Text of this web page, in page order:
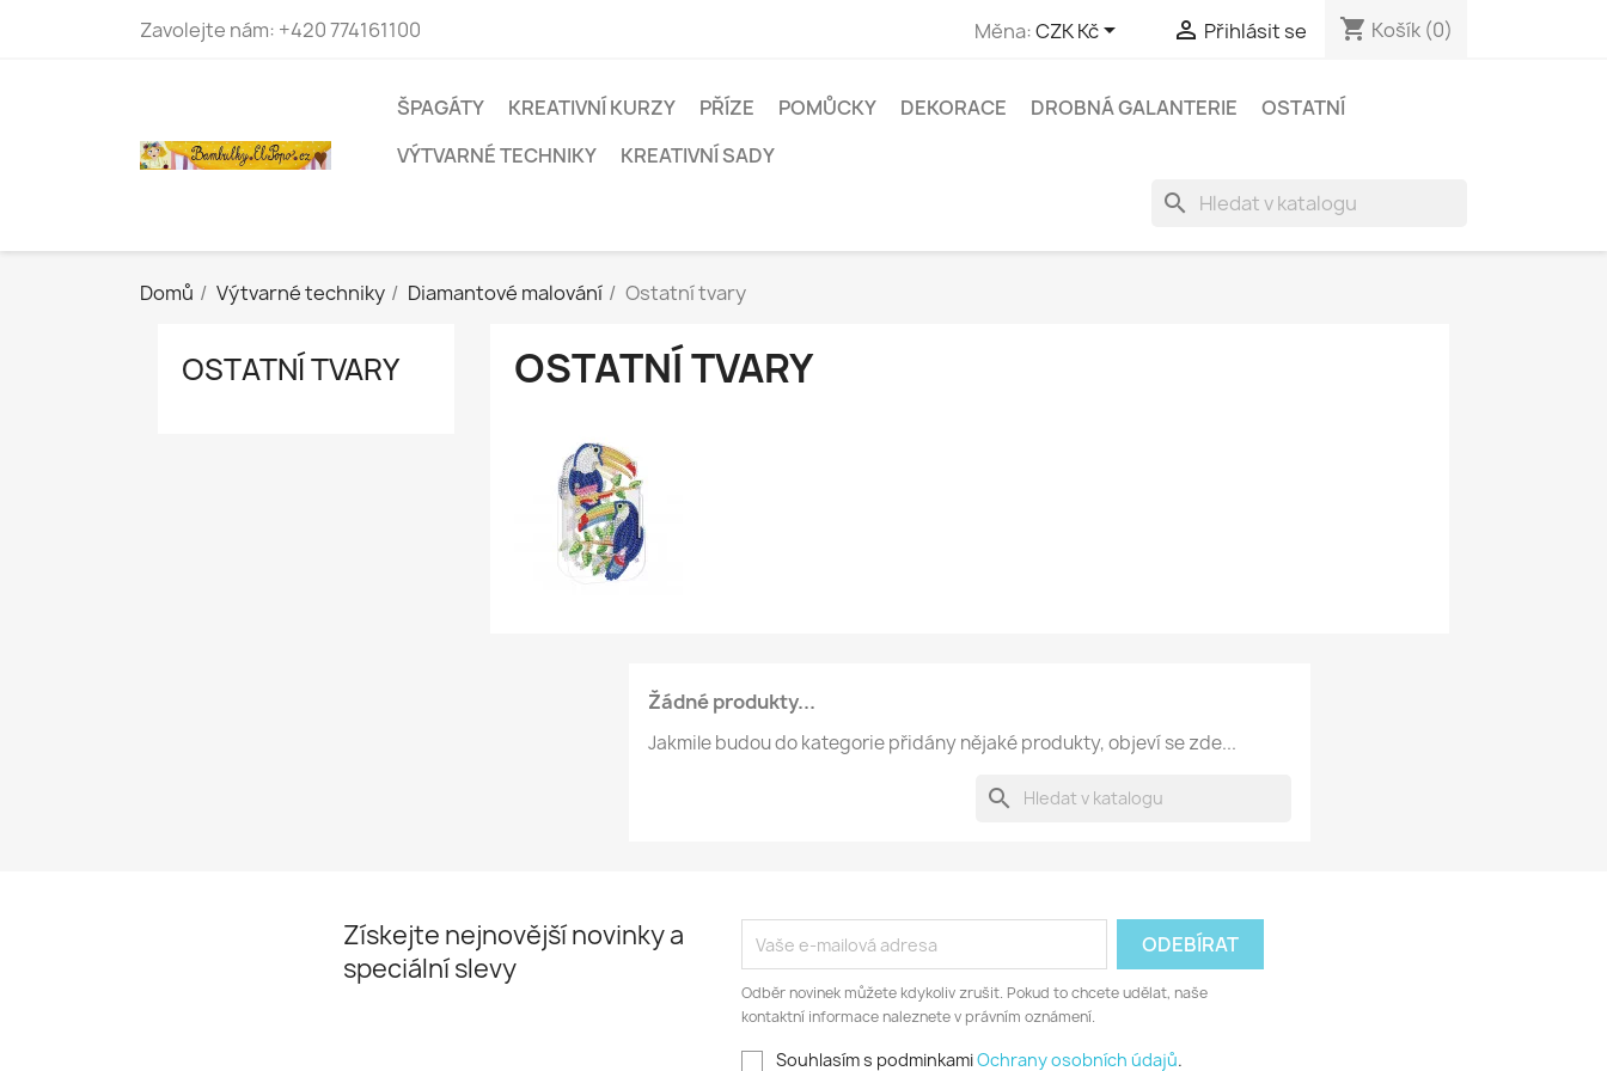
Zavolejte nám: +420 774161100 Měna:CZK Kč  Přihlásit se shopping_cart Košík (0)
ŠPAGÁTY KREATIVNÍ KURZY PŘÍZE POMŮCKY DEKORACE DROBNÁ GALANTERIE
OSTATNÍ
VÝTVARNÉ TECHNIKY
KREATIVNÍ SADY
search
Domů Výtvarné techniky Diamantové malování Ostatní tvary
OSTATNÍ TVARY OSTATNÍ TVARY
Žádné produkty...
Jakmile budou do kategorie přidány nějaké produkty, objeví se zde...
search
Získejte nejnovější novinky a
speciální slevy
Odběr novinek můžete kdykoliv zrušit. Pokud to chcete udělat, naše
kontaktní informace naleznete v právním oznámení.
Souhlasím s podminkamiOchrany osobních údajů.